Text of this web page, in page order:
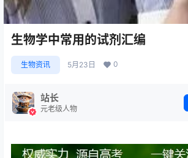
生物学中常用的试剂汇编
生物资讯 5月23日 0
站长
元老级人物